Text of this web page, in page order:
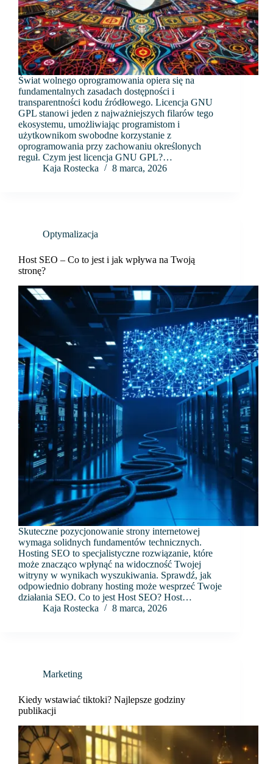
Świat wolnego oprogramowania opiera się na
fundamentalnych zasadach dostępności i
transparentności kodu źródłowego. Licencja GNU
GPL stanowi jeden z najważniejszych filarów tego
ekosystemu, umożliwiając programistom i
użytkownikom swobodne korzystanie z
oprogramowania przy zachowaniu określonych
reguł. Czym jest licencja GNU GPL?…
Kaja Rostecka
8 marca, 2026
Optymalizacja
Host SEO – Co to jest i jak wpływa na Twoją
stronę?
Skuteczne pozycjonowanie strony internetowej
wymaga solidnych fundamentów technicznych.
Hosting SEO to specjalistyczne rozwiązanie, które
może znacząco wpłynąć na widoczność Twojej
witryny w wynikach wyszukiwania. Sprawdź, jak
odpowiednio dobrany hosting może wesprzeć Twoje
działania SEO. Co to jest Host SEO? Host…
Kaja Rostecka
8 marca, 2026
Marketing
Kiedy wstawiać tiktoki? Najlepsze godziny
publikacji